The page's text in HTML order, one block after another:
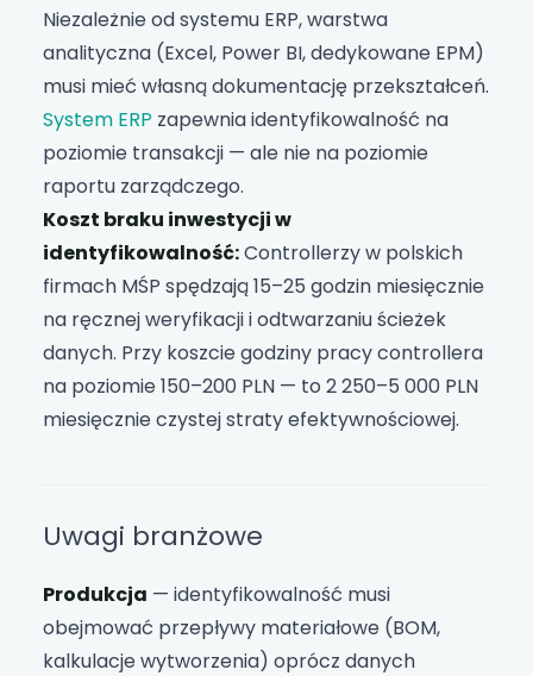
Niezależnie od systemu ERP, warstwa
analityczna (Excel, Power BI, dedykowane EPM)
musi mieć własną dokumentację przekształceń.
System ERP zapewnia identyfikowalność na
poziomie transakcji — ale nie na poziomie
raportu zarządczego.
Koszt braku inwestycji w
identyfikowalność:Controllerzy w polskich
firmach MŚP spędzają 15–25 godzin miesięcznie
na ręcznej weryfikacji i odtwarzaniu ścieżek
danych. Przy koszcie godziny pracy controllera
na poziomie 150–200 PLN — to 2 250–5 000 PLN
miesięcznie czystej straty efektywnościowej.
Uwagi branżowe
Produkcja — identyfikowalność musi
obejmować przepływy materiałowe (BOM,
kalkulacje wytworzenia) oprócz danych